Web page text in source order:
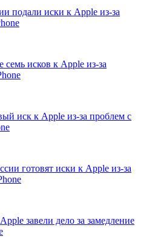
подали иски к Apple из-за
исков к Apple из-за
иск к Apple из-за проблем с
готовят иски к Apple из-за
завели дело за замедление